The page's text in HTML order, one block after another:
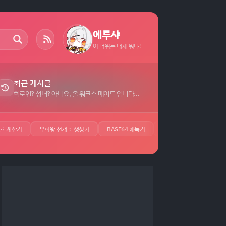
에루샤
이 더위는 대체 뭐냐!
최근 게시글
히로인? 성녀? 아니요, 올 워크스 메이드 입니다! (자랑) 자막 (7)
계산기 유희왕 전개표 생성기 BASE64 해독기